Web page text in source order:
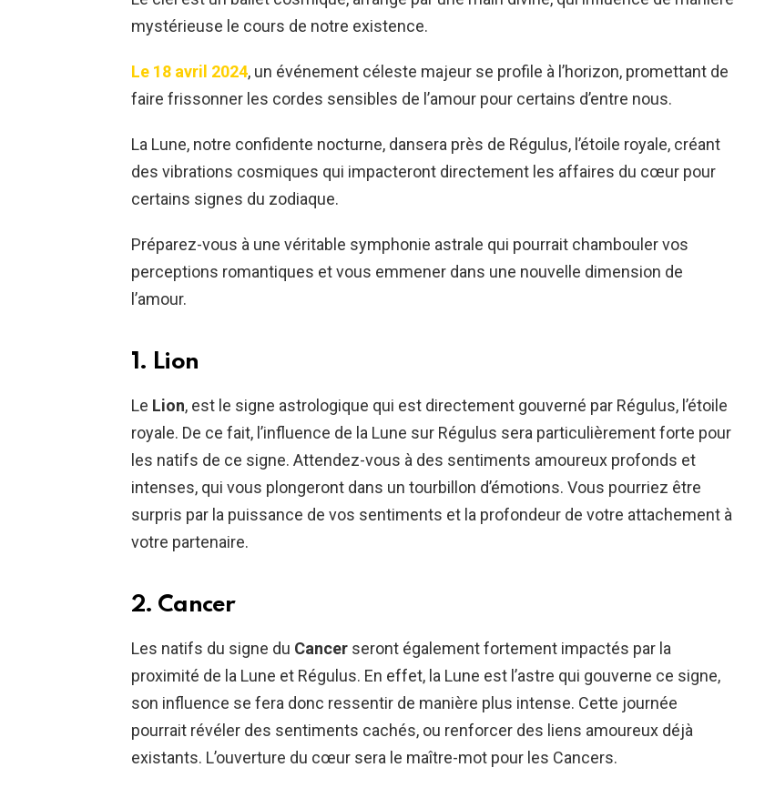
mystérieuse le cours de notre existence.
Le 18 avril 2024, un événement céleste majeur se profile à l’horizon, promettant de
faire frissonner les cordes sensibles de l’amour pour certains d’entre nous.
La Lune, notre confidente nocturne, dansera près de Régulus, l’étoile royale, créant
des vibrations cosmiques qui impacteront directement les affaires du cœur pour
certains signes du zodiaque.
Préparez-vous à une véritable symphonie astrale qui pourrait chambouler vos
perceptions romantiques et vous emmener dans une nouvelle dimension de
l’amour.
1. Lion
Le Lion, est le signe astrologique qui est directement gouverné par Régulus, l’étoile
royale. De ce fait, l’influence de la Lune sur Régulus sera particulièrement forte pour
les natifs de ce signe. Attendez-vous à des sentiments amoureux profonds et
intenses, qui vous plongeront dans un tourbillon d’émotions. Vous pourriez être
surpris par la puissance de vos sentiments et la profondeur de votre attachement à
votre partenaire.
2. Cancer
Les natifs du signe du Cancer seront également fortement impactés par la
proximité de la Lune et Régulus. En effet, la Lune est l’astre qui gouverne ce signe,
son influence se fera donc ressentir de manière plus intense. Cette journée
pourrait révéler des sentiments cachés, ou renforcer des liens amoureux déjà
existants. L’ouverture du cœur sera le maître-mot pour les Cancers.